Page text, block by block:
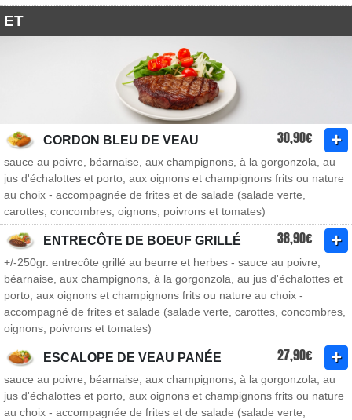
ET
CORDON BLEU DE VEAU 30,90€
sauce au poivre, béarnaise, aux champignons, à la gorgonzola, au
jus d'échalottes et porto, aux oignons et champignons frits ou nature
au choix - accompagnée de frites et de salade (salade verte,
carottes, concombres, oignons, poivrons et tomates)
ENTRECÔTE DE BOEUF GRILLÉ 38,90€
+/-250gr. entrecôte grillé au beurre et herbes - sauce au poivre,
béarnaise, aux champignons, à la gorgonzola, au jus d'échalottes et
porto, aux oignons et champignons frits ou nature au choix -
accompagné de frites et salade (salade verte, carottes, concombres,
oignons, poivrons et tomates)
ESCALOPE DE VEAU PANÉE 27,90€
sauce au poivre, béarnaise, aux champignons, à la gorgonzola, au
jus d'échalottes et porto, aux oignons et champignons frits ou nature
au choix - accompagnée de frites et de salade (salade verte,